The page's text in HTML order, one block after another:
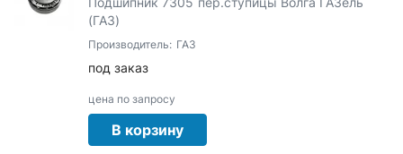
(ГАЗ)
Производитель: ГАЗ
под заказ
цена по запросу
В корзину